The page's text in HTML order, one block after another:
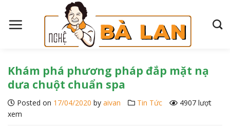
Khám phá phương pháp đắp mặt nạ
dưa chuột chuẩn spa
Posted on 17/04/2020 by aivan Tin Tức
4907 lượt
xem